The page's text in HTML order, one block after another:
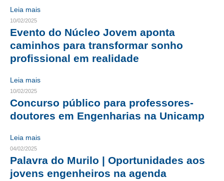
CONTATO
CURSOS
ENGENHEIRO EMPREENDEDOR
SEESP EDUCAÇÃO
PLATAFORMAS GRATUITAS
BENEFÍCIOS
APOSENTADORIA
CONVÊNIOS
Leia mais
10/02/2025
Evento do Núcleo Jovem aponta
caminhos para transformar sonho
profissional em realidade
Leia mais
10/02/2025
Concurso público para professores-
doutores em Engenharias na Unicamp
Leia mais
04/02/2025
Palavra do Murilo | Oportunidades aos
jovens engenheiros na agenda